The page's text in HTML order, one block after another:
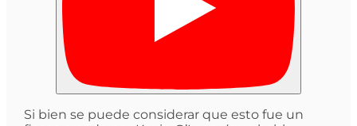
Si bien se puede considerar que esto fue un